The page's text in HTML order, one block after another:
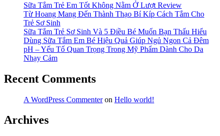
Sữa Tắm Trẻ Em Tốt Không Nằm Ở Lượt Review
Từ Hoang Mang Đến Thành Thạo Bí Kíp Cách Tắm Cho
Trẻ Sơ Sinh
Sữa Tắm Trẻ Sơ Sinh Và 5 Điều Bé Muốn Bạn Thấu Hiểu
Dùng Sữa Tắm Em Bé Hiệu Quả Giúp Ngủ Ngon Cả Đêm
pH – Yếu Tố Quan Trọng Trong Mỹ Phẩm Dành Cho Da
Nhạy Cảm
Recent Comments
A WordPress Commenteron Hello world!
Archives